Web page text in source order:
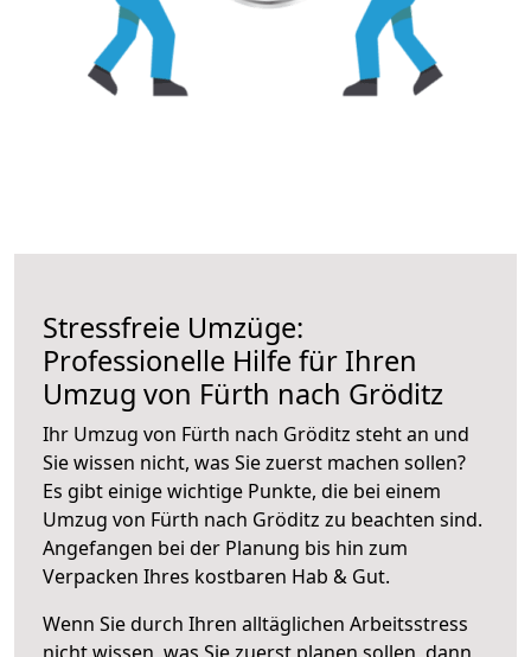
Stressfreie Umzüge:
Professionelle Hilfe für Ihren
Umzug von Fürth nach Gröditz
Ihr Umzug von Fürth nach Gröditz steht an und
Sie wissen nicht, was Sie zuerst machen sollen?
Es gibt einige wichtige Punkte, die bei einem
Umzug von Fürth nach Gröditz zu beachten sind.
Angefangen bei der Planung bis hin zum
Verpacken Ihres kostbaren Hab & Gut.
Wenn Sie durch Ihren alltäglichen Arbeitsstress